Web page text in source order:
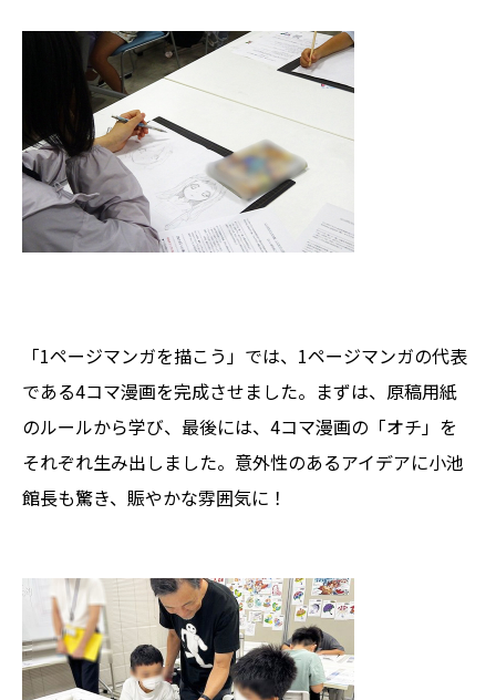
「1ページマンガを描こう」では、1ページマンガの代表
である4コマ漫画を完成させました。まずは、原稿用紙
のルールから学び、最後には、4コマ漫画の「オチ」を
それぞれ生み出しました。意外性のあるアイデアに小池
館長も驚き、賑やかな雰囲気に！